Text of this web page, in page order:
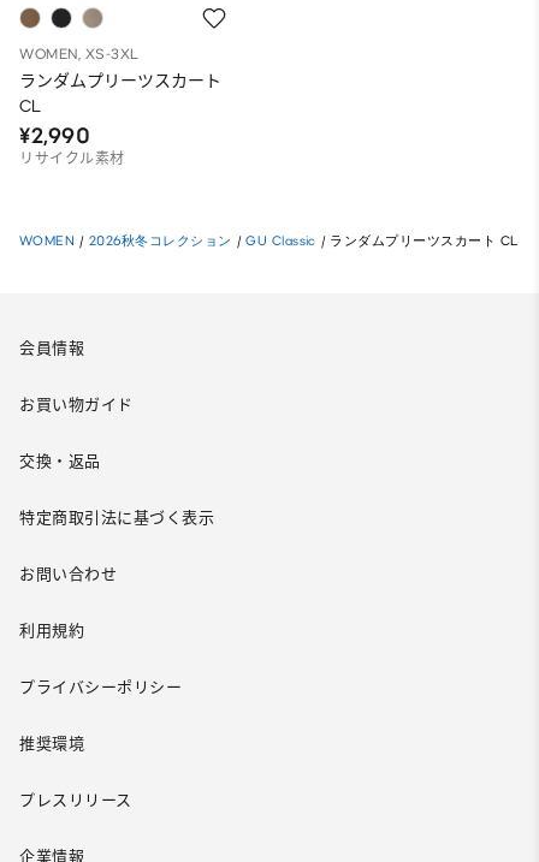
WOMEN, XS-3XL
ランダムプリーツスカート
CL
¥2,990
リサイクル素材
WOMEN / 2026秋冬コレクション / GU Classic / ランダムプリーツスカート CL
会員情報
お買い物ガイド
交換・返品
特定商取引法に基づく表示
お問い合わせ
利用規約
プライバシーポリシー
推奨環境
プレスリリース
企業情報